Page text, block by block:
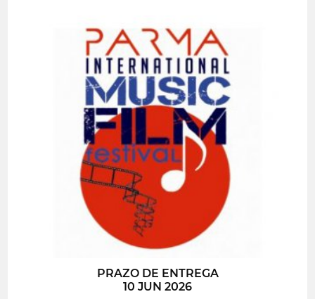
PRAZO DE ENTREGA
10 JUN 2026